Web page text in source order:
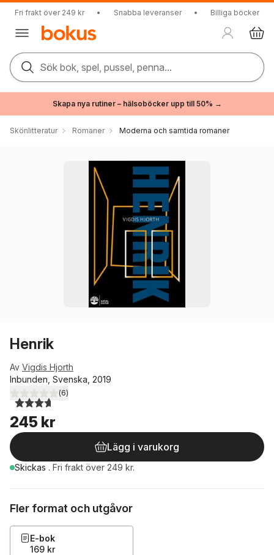
Fri frakt över 249 kr • Snabba leveranser • Billiga böcker
Sök bok, spel, pussel, penna...
Skapa nya rutiner – hälsoböcker upp till 50% →
Skönlitteratur Romaner Moderna och samtida romaner
Henrik
Av Vigdis Hjorth
Inbunden, Svenska, 2019
3,7utav 5 stjärnor. Totalt antal röster:
(6)
245 kr
Lägg i varukorg
Skickas . Fri frakt över 249 kr.
Fler format och utgåvor
E-bok
169 kr